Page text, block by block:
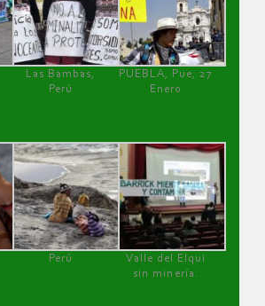
Las Bambas,
Perú
PUEBLA, Pue, 27
Enero
Perú
Valle del Elqui
sin minería.